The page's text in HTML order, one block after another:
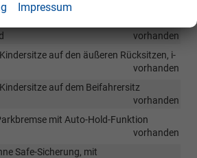
XDS
vorhanden
auf den äußeren Rücksitzen, i-
vorhanden
auf dem Beifahrersitz
vorhanden
mit Auto-Hold-Funktion
vorhanden
Safe-Sicherung, mit
Impressum